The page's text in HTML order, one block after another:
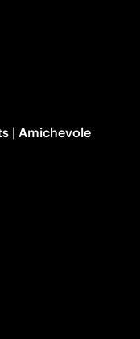
| Amichevole